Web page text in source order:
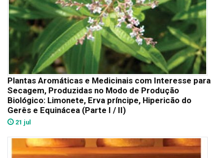
Plantas Aromáticas e Medicinais com Interesse para
Secagem, Produzidas no Modo de Produção
Biológico: Limonete, Erva príncipe, Hipericão do
Gerês e Equinácea (Parte I / II)
21 jul